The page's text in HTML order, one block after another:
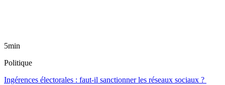
5min
Politique
Ingérences électorales : faut-il sanctionner les réseaux sociaux ?